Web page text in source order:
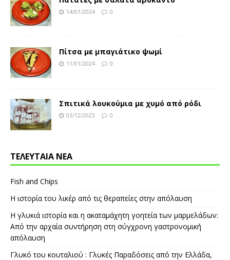
14/01/2024 0
Πίτσα με μπαγιάτικο ψωμί
11/01/2024 0
Σπιτικά λουκούμια με χυμό από ρόδι
03/12/2023 0
ΤΕΛΕΥΤΑΙΑ ΝΕΑ
Fish and Chips
Η ιστορία του λικέρ από τις θεραπείες στην απόλαυση
Η γλυκιά ιστορία και η ακαταμάχητη γοητεία των μαρμελάδων:
Από την αρχαία συντήρηση στη σύγχρονη γαστρονομική
απόλαυση
Γλυκό του κουταλιού : Γλυκές Παραδόσεις από την Ελλάδα,